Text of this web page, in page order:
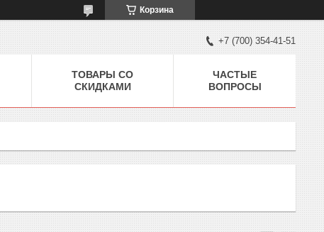
Корзина
+7 (700) 354-41-51
ТОВАРЫ СО
СКИДКАМИ
ЧАСТЫЕ
ВОПРОСЫ